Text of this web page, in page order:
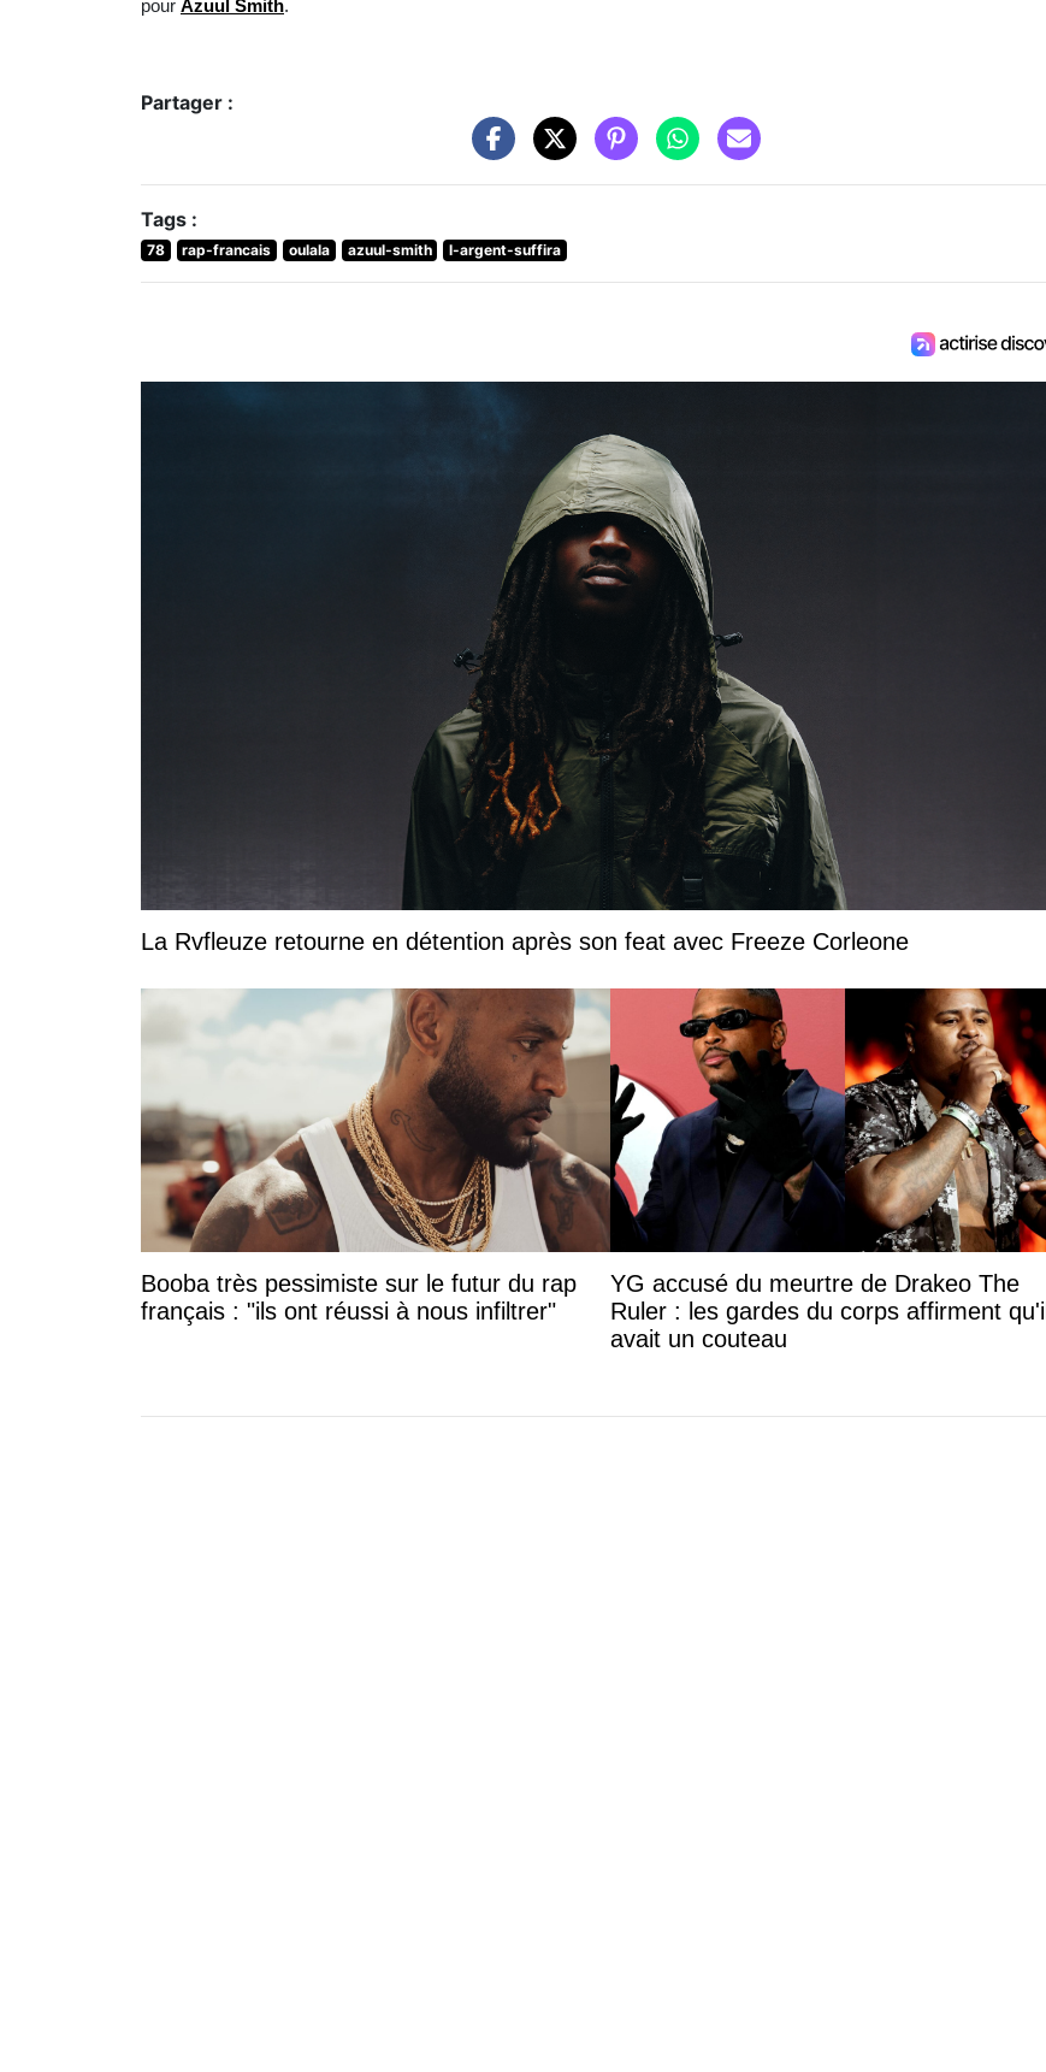
pour Azuul Smith.
Partager :
Tags :
78 rap-francais oulala azuul-smith l-argent-suffira
La Rvfleuze retourne en détention après son feat avec Freeze Corleone
Booba très pessimiste sur le futur du rap
français : "ils ont réussi à nous infiltrer"
YG accusé du meurtre de Drakeo The
Ruler : les gardes du corps affirment qu'il
avait un couteau